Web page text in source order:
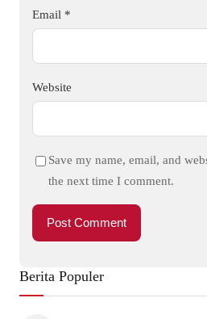
Email *
Website
Save my name, email, and
the next time I comment.
Berita Populer